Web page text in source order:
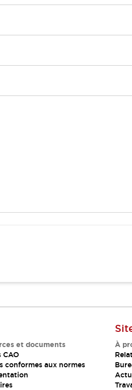
et documents
CAO
conformes aux normes
À